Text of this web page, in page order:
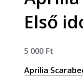
Első
5 000 Ft
Aprilia